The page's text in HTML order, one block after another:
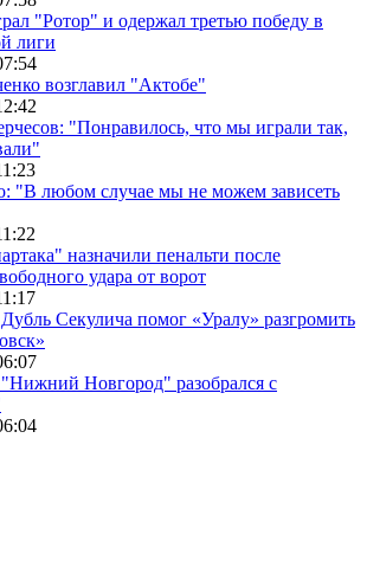
"Ротор" и одержал третью победу в
лиги
возглавил "Актобе"
"Понравилось, что мы играли так,
"В любом случае мы не можем зависеть
назначили пенальти после
удара от ворот
Секулича помог «Уралу» разгромить
Новгород" разобрался с